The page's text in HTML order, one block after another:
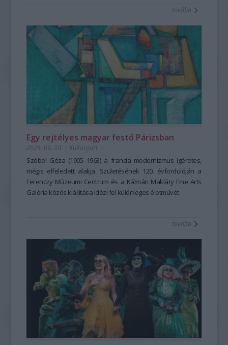
tovább
Egy rejtélyes magyar festő Párizsban
2025. 09. 30. | Kultúrpart
Szóbel Géza (1905–1963) a francia modernizmus ígéretes,
mégis elfeledett alakja. Születésének 120. évfordulóján a
Ferenczy Múzeumi Centrum és a Kálmán Makláry Fine Arts
Galéria közös kiállítása idézi fel különleges életművét.
tovább